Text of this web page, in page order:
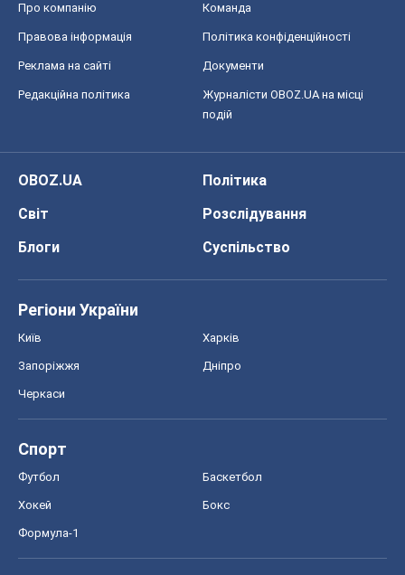
Про компанію Команда
Правова інформація Політика конфіденційності
Реклама на сайті Документи
Редакційна політика
Журналісти OBOZ.UA на місці
подій
OBOZ.UA
Політика
Світ
Розслідування
Блоги
Суспільство
Регіони України
Київ Харків
Запоріжжя Дніпро
Черкаси
Спорт
Футбол Баскетбол
Хокей Бокс
Формула-1